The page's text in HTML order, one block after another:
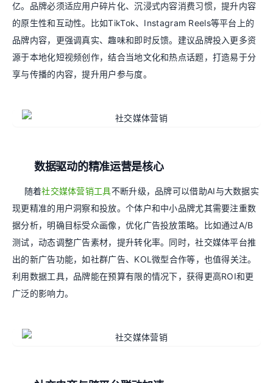
亿。品牌必须适应用户碎片化、沉浸式内容消费习惯，提升内容
的原生性和互动性。比如TikTok、Instagram Reels等平台上的
品牌内容，更强调真实、趣味和即时反馈。建议品牌投入更多资
源于本地化短视频创作，结合当地文化和热点话题，打造易于分
享与传播的内容，提升用户参与度。
数据驱动的精准运营是核心
随着社交媒体营销工具不断升级，品牌可以借助AI与大数据实
现更精准的用户洞察和投放。个体户和中小品牌尤其需要注重数
据分析，明确目标受众画像，优化广告投放策略。比如通过A/B
测试，动态调整广告素材，提升转化率。同时，社交媒体平台推
出的新广告功能，如社群广告、KOL微型合作等，也值得关注。
利用数据工具，品牌能在预算有限的情况下，获得更高ROI和更
广泛的影响力。